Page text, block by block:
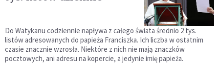
Do Watykanu codziennie napływa z całego świata średnio 2 tys.
listów adresowanych do papieża Franciszka. Ich liczba w ostatnim
czasie znacznie wzrosła. Niektóre z nich nie mają znaczków
pocztowych, ani adresu na kopercie, a jedynie imię papieża.